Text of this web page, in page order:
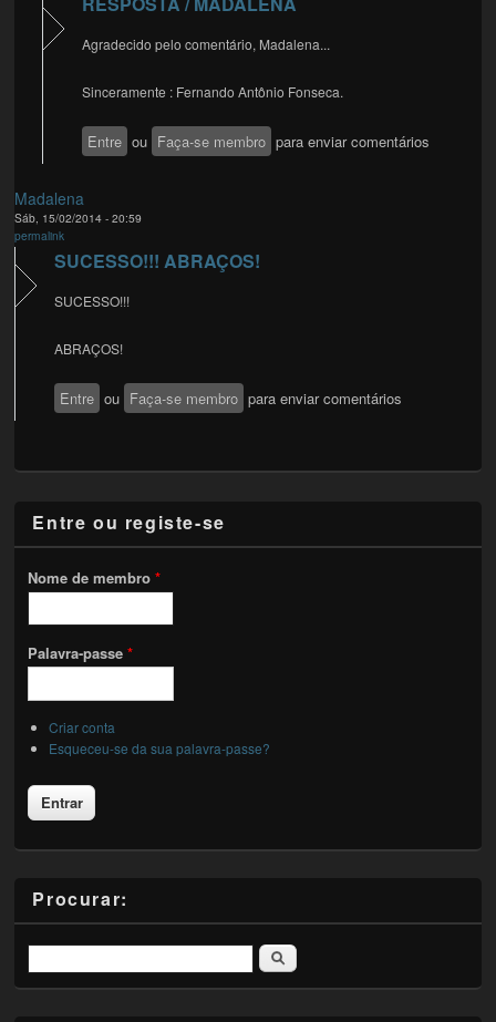
Agradecido pelo comentário, Madalena...
Sinceramente : Fernando Antônio Fonseca.
Entre ou Faça-se membro para enviar comentários
Madalena
Sáb, 15/02/2014 - 20:59
permalink
SUCESSO!!! ABRAÇOS!
SUCESSO!!!
ABRAÇOS!
Entre ou Faça-se membro para enviar comentários
Entre ou registe-se
Nome de membro*
Palavra-passe*
Criar conta
Esqueceu-se da sua palavra-passe?
Procurar:
Pesquisar